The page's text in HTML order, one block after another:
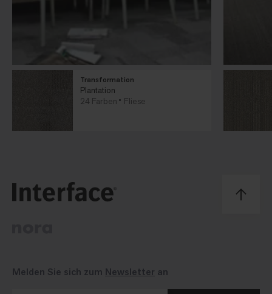
Transformation
Plantation
24 Farben
Fliese
Melden Sie sich zum Newsletter an